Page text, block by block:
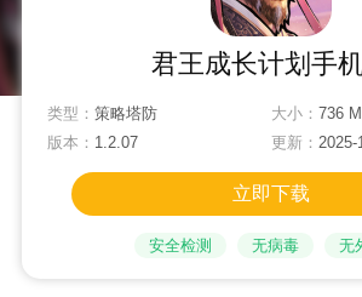
君王成长计划手
类型： 策略塔防 大小： 736
版本： 1.2.07 更新： 2025-
立即下载
安全检测 无病毒 无